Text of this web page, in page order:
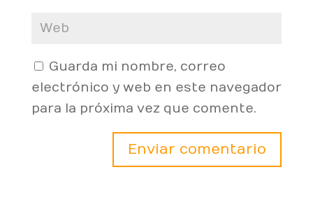
Guarda mi nombre, correo
electrónico y web en este navegador
para la próxima vez que comente.